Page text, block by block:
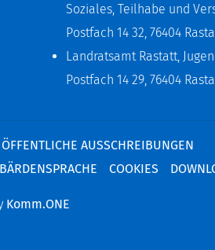
Soziales, Teilhabe und
Postfach 14 32, 76404
Landratsamt Rastatt,
Postfach 14 29, 76404
ÖFFENTLICHE AUSSCHREIBUNGEN
COOKIES
Komm.ONE